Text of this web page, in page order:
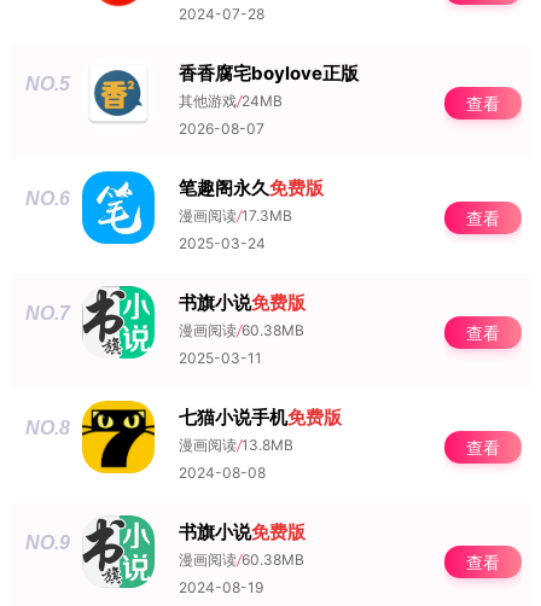
2024-07-28
NO.5 香香腐宅boylove正版
其他游戏/24MB
2026-08-07
查看
NO.6 笔趣阁永久免费版
漫画阅读/17.3MB
2025-03-24
查看
NO.7 书旗小说免费版
漫画阅读/60.38MB
2025-03-11
查看
NO.8 七猫小说手机免费版
漫画阅读/13.8MB
2024-08-08
查看
NO.9 书旗小说免费版
漫画阅读/60.38MB
2024-08-19
查看